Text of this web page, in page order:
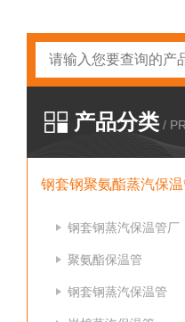
产品分类 /
钢套钢聚氨酯蒸汽保温
钢套钢蒸汽保温管厂
聚氨酯保温管
钢套钢蒸汽保温管